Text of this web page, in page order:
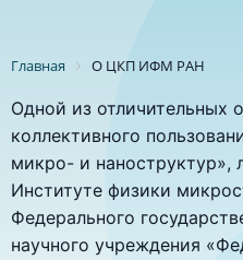
Главная О ЦКП ИФМ РАН
Одной из отличительных
коллективного
микро- и наноструктур»,
Институте физики
Федерального
научного учреждения